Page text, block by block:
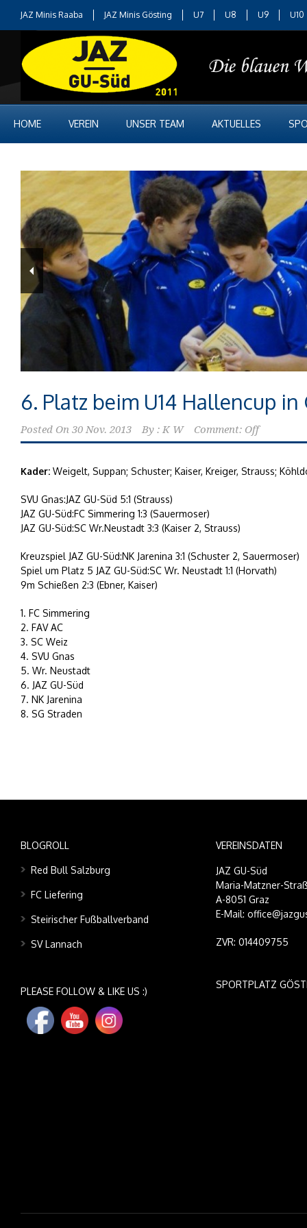
JAZ Minis Raaba JAZ Minis Gösting U7 U8 U9 U10
HOME VEREIN UNSER TEAM AKTUELLES
6. Platz beim U14 Hallencup in
Posted On 30 Nov. 2013 By : K W Comment: Off
Kader: Weigelt, Suppan; Schuster; Kaiser, Kreiger, Strauss;
SVU Gnas:JAZ GU-Süd 5:1 (Strauss)
JAZ GU-Süd:FC Simmering 1:3 (Sauermoser)
JAZ GU-Süd:SC Wr.Neustadt 3:3 (Kaiser 2, Strauss)
Kreuzspiel JAZ GU-Süd:NK Jarenina 3:1 (Schuster 2, Sauermoser)
Spiel um Platz 5 JAZ GU-Süd:SC Wr. Neustadt 1:1 (Horvath)
9m Schießen 2:3 (Ebner, Kaiser)
1. FC Simmering
2. FAV AC
3. SC Weiz
4. SVU Gnas
5. Wr. Neustadt
6. JAZ GU-Süd
7. NK Jarenina
8. SG Straden
BLOGROLL
Red Bull Salzburg
FC Liefering
Steirischer Fußballverband
SV Lannach
PLEASE FOLLOW & LIKE US :)
VEREINSDATEN
JAZ GU-Süd
Maria-Matzner-
A-8051 Graz
E-Mail:
ZVR: 014409755
SPORTPLATZ